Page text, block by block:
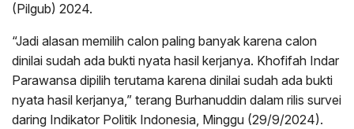
(Pilgub) 2024.
“Jadi alasan memilih calon paling banyak karena calon
dinilai sudah ada bukti nyata hasil kerjanya. Khofifah Indar
Parawansa dipilih terutama karena dinilai sudah ada bukti
nyata hasil kerjanya,” terang Burhanuddin dalam rilis survei
daring Indikator Politik Indonesia, Minggu (29/9/2024).